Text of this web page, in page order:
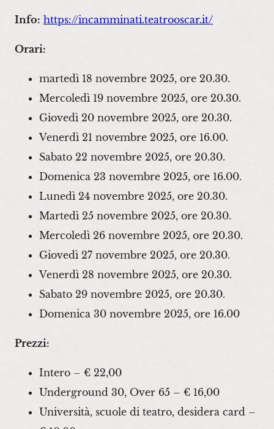
Info: https://incamminati.teatrooscar.it/
Orari:
martedì 18 novembre 2025, ore 20.30.
Mercoledì 19 novembre 2025, ore 20.30.
Giovedì 20 novembre 2025, ore 20.30.
Venerdì 21 novembre 2025, ore 16.00.
Sabato 22 novembre 2025, ore 20.30.
Domenica 23 novembre 2025, ore 16.00.
Lunedì 24 novembre 2025, ore 20.30.
Martedì 25 novembre 2025, ore 20.30.
Mercoledì 26 novembre 2025, ore 20.30.
Giovedì 27 novembre 2025, ore 20.30.
Venerdì 28 novembre 2025, ore 20.30.
Sabato 29 novembre 2025, ore 20.30.
Domenica 30 novembre 2025, ore 16.00
Prezzi:
Intero – € 22,00
Underground 30, Over 65 – € 16,00
Università, scuole di teatro, desidera card –